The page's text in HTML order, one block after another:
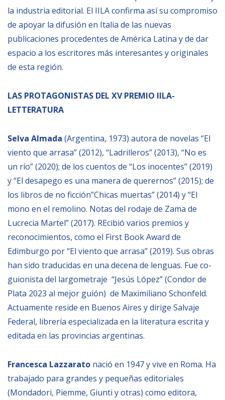
la industria editorial. El IILA confirma así su compromiso
de apoyar la difusión en Italia de las nuevas
publicaciones procedentes de América Latina y de dar
espacio a los escritores más interesantes y originales
de esta región.
LAS PROTAGONISTAS DEL XV PREMIO IILA-
LETTERATURA
Selva Almada (Argentina, 1973) autora de novelas “El
viento que arrasa” (2012), “Ladrilleros” (2013), “No es
un río” (2020); de los cuentos de “Los inocentes” (2019)
y “El desapego es una manera de querernos” (2015); de
los libros de no ficción”Chicas muertas” (2014) y “El
mono en el remolino. Notas del rodaje de Zama de
Lucrecia Martel” (2017). REcibió varios premios y
reconocimientos, como el First Book Award de
Edimburgo por “El viento que arrasa” (2019). Sus obras
han sido traducidas en una decena de lenguas. Fue co-
guionista del largometraje “Jesús López” (Condor de
Plata 2023 al mejor guión) de Maximiliano Schonfeld.
Actuamente reside en Buenos Aires y dirige Salvaje
Federal, librería especializada en la literatura escrita y
editada en las provincias argentinas.
Francesca Lazzarato nació en 1947 y vive en Roma. Ha
trabajado para grandes y pequeñas editoriales
(Mondadori, Piemme, Giunti y otras) como editora,